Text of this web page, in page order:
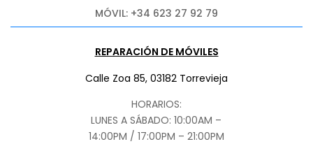
MÓVIL: +34 623 27 92 79
REPARACIÓN DE MÓVILES
Calle Zoa 85, 03182 Torrevieja
HORARIOS:
LUNES A SÁBADO: 10:00AM –
14:00PM / 17:00PM – 21:00PM